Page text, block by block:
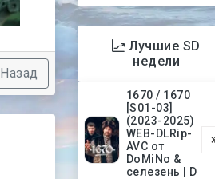
Назад
Лучшие SD
недели
1670 / 1670
[S01-03]
(2023-2025)
WEB-DLRip-
AVC от
DoMiNo &
селезень | D